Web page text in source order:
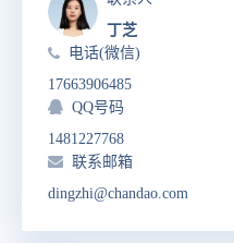
丁芝
电话(微信)
17663906485
QQ号码
1481227768
联系邮箱
dingzhi@chandao.com